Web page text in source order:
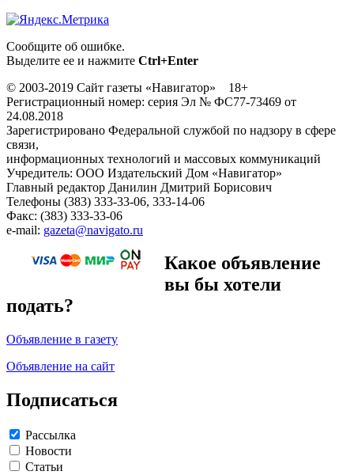
Сообщите об ошибке.
Выделите ее и нажмите Ctrl+Enter
© 2003-2019 Сайт газеты «Навигатор» 18+
Регистрационный номер: серия Эл № ФС77-73469 от
24.08.2018
Зарегистрировано Федеральной службой по надзору в сфере
связи,
информационных технологий и массовых коммуникаций
Учредитель: ООО Издательский Дом «Навигатор»
Главный редактор Данилин Дмитрий Борисович
Телефоны (383) 333-33-06, 333-14-06
Факс: (383) 333-33-06
e-mail: gazeta@navigato.ru
Какое объявление
вы бы хотели
подать?
Объявление в газету
Объявление на сайт
Подписаться
Рассылка
Новости
Статьи